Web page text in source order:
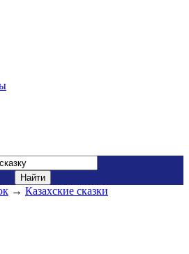
→ Казахские сказки